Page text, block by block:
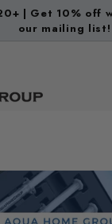
| Get 10% off
our mailing list!